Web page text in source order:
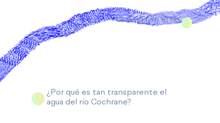
Una vida en el río
¿Por qué es tan transparente el
agua del río Cochrane?